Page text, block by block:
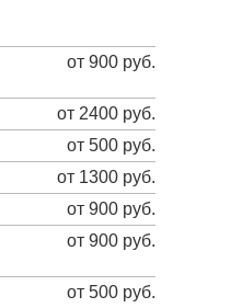
от 900 руб.
от 2400 руб.
от 500 руб.
от 1300 руб.
от 900 руб.
от 900 руб.
от 500 руб.